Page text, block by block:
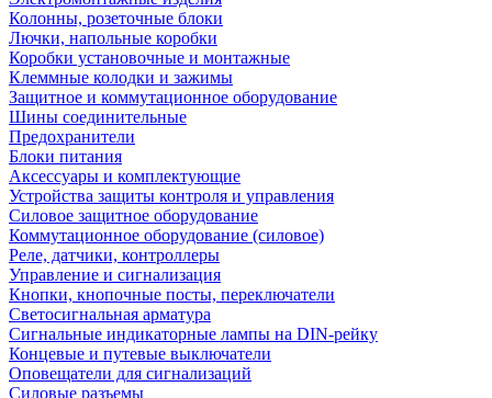
Колонны, розеточные блоки
Лючки, напольные коробки
Коробки установочные и монтажные
Клеммные колодки и зажимы
Защитное и коммутационное оборудование
Шины соединительные
Предохранители
Блоки питания
Аксессуары и комплектующие
Устройства защиты контроля и управления
Силовое защитное оборудование
Коммутационное оборудование (силовое)
Реле, датчики, контроллеры
Управление и сигнализация
Кнопки, кнопочные посты, переключатели
Светосигнальная арматура
Сигнальные индикаторные лампы на DIN-рейку
Концевые и путевые выключатели
Оповещатели для сигнализаций
Силовые разъемы